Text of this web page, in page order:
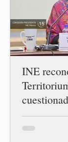
INE
examen